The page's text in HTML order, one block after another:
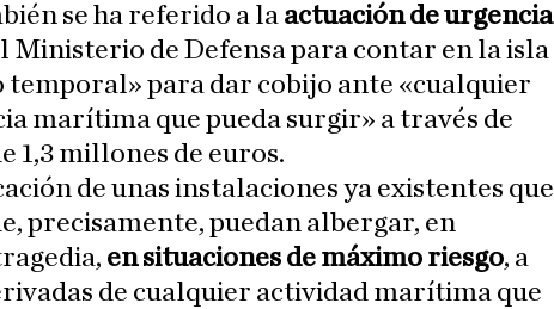
se ha referido a la actuación de urgencia
Ministerio de Defensa para contar en la isla
temporal» para dar cobijo ante «cualquier
marítima que pueda surgir» a través de
1,3 millones de euros.
de unas instalaciones ya existentes que
precisamente, puedan albergar, en
en situaciones de máximo riesgo, a
de cualquier actividad marítima que